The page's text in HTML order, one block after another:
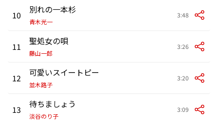
10 別れの一本杉
青木光一
3:48
11 聖処女の唄
藤山一郎
3:26
12 可愛いスイートピー
並木路子
3:20
13 待ちましょう
淡谷のり子
3:09